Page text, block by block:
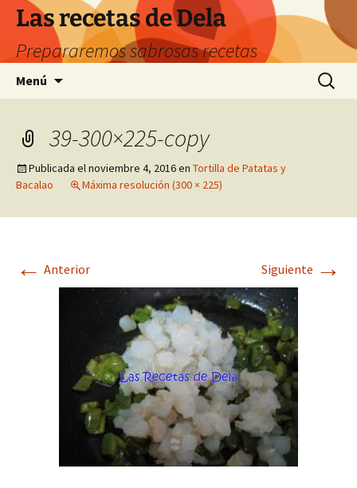
Saltar
contenido
Las recetas de Dela
Prepararemos sabrosas recetas
Menú Buscar:
39-300×225-copy
Publicada elnoviembre 4, 2016en Tortilla de Patatas y
Bacalao
Máxima resolución (300 × 225)
← Anterior Siguiente →